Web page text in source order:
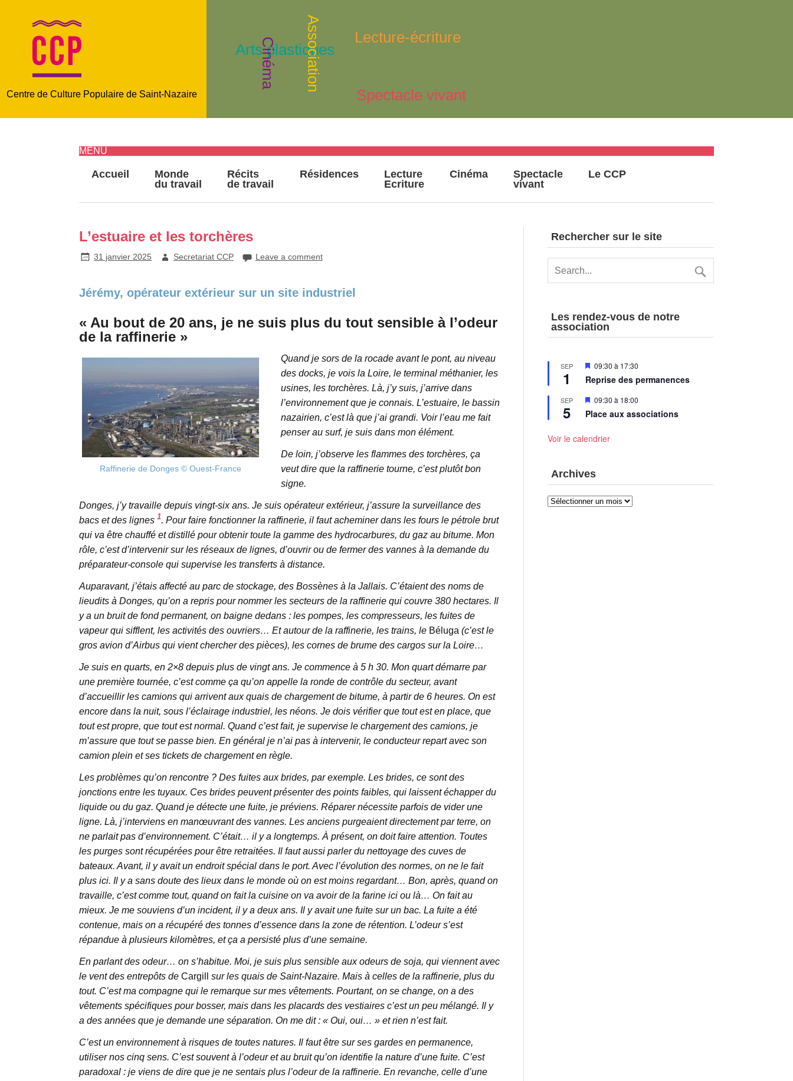
Centre de Culture Populaire de Saint-Nazaire Spectacle vivant
Lecture-écriture
Arts plastiques
Cinéma Association
MENU
Accueil
Monde
du travail
Récits
de travail
Résidences
Lecture
Ecriture
Cinéma
Spectacle
vivant
Le CCP
L’estuaire et les torchères
31 janvier 2025 Secretariat CCP Leave a comment
Jérémy, opérateur extérieur sur un site industriel
« Au bout de 20 ans, je ne suis plus du tout sensible à l’odeur
de la raffinerie »
Raffinerie de Donges © Ouest-France
Quand je sors de la rocade avant le pont, au niveau
des docks, je vois la Loire, le terminal méthanier, les
usines, les torchères. Là, j’y suis, j’arrive dans
l’environnement que je connais. L’estuaire, le bassin
nazairien, c’est là que j’ai grandi. Voir l’eau me fait
penser au surf, je suis dans mon élément.
De loin, j’observe les flammes des torchères, ça
veut dire que la raffinerie tourne, c’est plutôt bon
signe.
Donges, j’y travaille depuis vingt-six ans. Je suis opérateur extérieur, j’assure la surveillance des
bacs et des lignes 1. Pour faire fonctionner la raffinerie, il faut acheminer dans les fours le pétrole brut
qui va être chauffé et distillé pour obtenir toute la gamme des hydrocarbures, du gaz au bitume. Mon
rôle, c’est d’intervenir sur les réseaux de lignes, d’ouvrir ou de fermer des vannes à la demande du
préparateur-console qui supervise les transferts à distance.
Auparavant, j’étais affecté au parc de stockage, des Bossènes à la Jallais. C’étaient des noms de
lieudits à Donges, qu’on a repris pour nommer les secteurs de la raffinerie qui couvre 380 hectares. Il
y a un bruit de fond permanent, on baigne dedans : les pompes, les compresseurs, les fuites de
vapeur qui sifflent, les activités des ouvriers… Et autour de la raffinerie, les trains, le Béluga (c’est le
gros avion d’Airbus qui vient chercher des pièces), les cornes de brume des cargos sur la Loire…
Je suis en quarts, en 2×8 depuis plus de vingt ans. Je commence à 5 h 30. Mon quart démarre par
une première tournée, c’est comme ça qu’on appelle la ronde de contrôle du secteur, avant
d’accueillir les camions qui arrivent aux quais de chargement de bitume, à partir de 6 heures. On est
encore dans la nuit, sous l’éclairage industriel, les néons. Je dois vérifier que tout est en place, que
tout est propre, que tout est normal. Quand c’est fait, je supervise le chargement des camions, je
m’assure que tout se passe bien. En général je n’ai pas à intervenir, le conducteur repart avec son
camion plein et ses tickets de chargement en règle.
Les problèmes qu’on rencontre ? Des fuites aux brides, par exemple. Les brides, ce sont des
jonctions entre les tuyaux. Ces brides peuvent présenter des points faibles, qui laissent échapper du
liquide ou du gaz. Quand je détecte une fuite, je préviens. Réparer nécessite parfois de vider une
ligne. Là, j’interviens en manœuvrant des vannes. Les anciens purgeaient directement par terre, on
ne parlait pas d’environnement. C’était… il y a longtemps. À présent, on doit faire attention. Toutes
les purges sont récupérées pour être retraitées. Il faut aussi parler du nettoyage des cuves de
bateaux. Avant, il y avait un endroit spécial dans le port. Avec l’évolution des normes, on ne le fait
plus ici. Il y a sans doute des lieux dans le monde où on est moins regardant… Bon, après, quand on
travaille, c’est comme tout, quand on fait la cuisine on va avoir de la farine ici ou là… On fait au
mieux. Je me souviens d’un incident, il y a deux ans. Il y avait une fuite sur un bac. La fuite a été
contenue, mais on a récupéré des tonnes d’essence dans la zone de rétention. L’odeur s’est
répandue à plusieurs kilomètres, et ça a persisté plus d’une semaine.
En parlant des odeur… on s’habitue. Moi, je suis plus sensible aux odeurs de soja, qui viennent avec
le vent des entrepôts de Cargill
sur les quais de Saint-Nazaire. Mais à celles de la raffinerie, plus du
tout. C’est ma compagne qui le remarque sur mes vêtements. Pourtant, on se change, on a des
vêtements spécifiques pour bosser, mais dans les placards des vestiaires c’est un peu mélangé. Il y
a des années que je demande une séparation. On me dit : « Oui, oui… » et rien n’est fait.
C’est un environnement à risques de toutes natures. Il faut être sur ses gardes en permanence,
utiliser nos cinq sens. C’est souvent à l’odeur et au bruit qu’on identifie la nature d’une fuite. C’est
paradoxal : je viens de dire que je ne sentais plus l’odeur de la raffinerie. En revanche, celle d’une
Rechercher sur le site
Les rendez-vous de notre
association
SEP
1
Mis
avant
09:30 à 17:30
Reprise des permanences
SEP
5
Mis
avant
09:30 à 18:00
Place aux associations
Voir le calendrier
Archives
Archives